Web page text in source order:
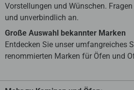
Vorstellungen und Wünschen.
und unverbindlich an.
Große Auswahl bekannter Marken
Entdecken Sie unser umfangreiches
renommierten Marken für Öfen und